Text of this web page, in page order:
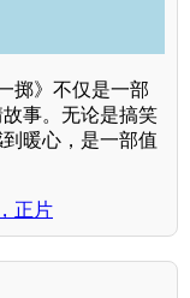
掷》不仅是一部
事。无论是搞笑
暖心，是一部值
正片